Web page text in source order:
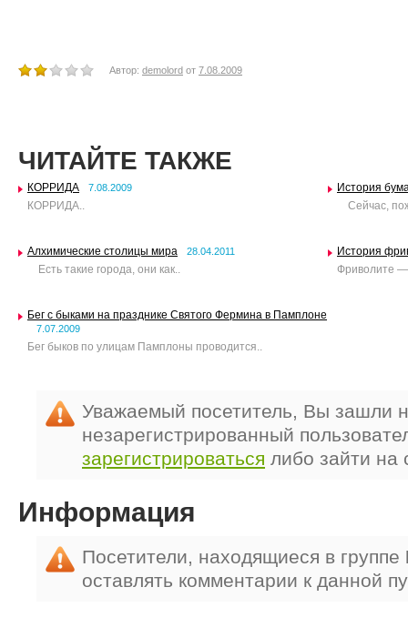
Автор: demolord от 7.08.2009
ЧИТАЙТЕ ТАКЖЕ
КОРРИДА 7.08.2009
КОРРИДА..
История
Сейчас,
Алхимические столицы мира 28.04.2011
Есть такие города, они как..
История
Фриволите —
Бег с быками на празднике Святого Фермина в Памплоне
7.07.2009
Бег быков по улицам Памплоны проводится..
Уважаемый посетитель, Вы зашли
незарегистрированный
зарегистрироваться либо зайти на
Информация
Посетители, находящиеся в группе
оставлять комментарии к данной